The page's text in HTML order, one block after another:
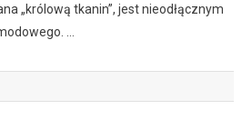
„królową tkanin”, jest nieodłącznym
…